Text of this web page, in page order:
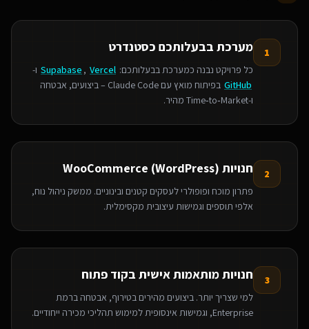
1 מערכת בבעלותכם כסטנדרט
כל פרויקט נבנה כמערכת בבעלותכם: Supabase , Vercel
ו-
GitHub
בפיתוח מואץ עם Claude Code – ביצועים, אבטחה
ו‑Time‑to‑Market מהיר.
2 חנויות WooCommerce (WordPress)
פתרון מוכח ופופולרי לעסקים קטנים ובינוניים. ממשק ניהול נוח,
אלפי תוספים וגמישות עיצובית מקסימלית.
3 חנויות מותאמות אישית בקוד פתוח
למי שצריך יותר. ביצועים מהירים בטירוף, אבטחה ברמת
Enterprise, וגמישות אינסופית למימוש תהליכי מכירה ייחודיים.